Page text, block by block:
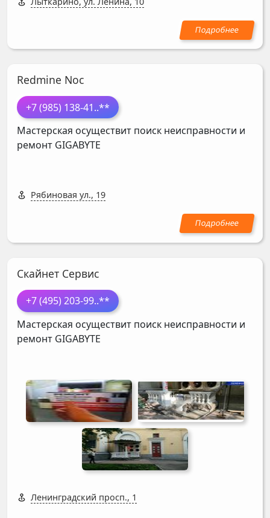
Redmine Noc
+7 (985) 138-41..**
Мастерская осуществит поиск неисправности и
ремонт GIGABYTE
Рябиновая ул., 19
Скайнет Сервис
+7 (495) 203-99..**
Мастерская осуществит поиск неисправности и
ремонт GIGABYTE
Ленинградский просп., 1